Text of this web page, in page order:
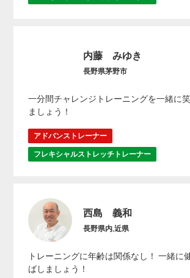
内藤 みゆき
長野県茅野市
一分間チャレンジトレーニングを一緒に
ましょう！
アドバンストレーナー
フレキシャルストレッチトレーナー
西島 義和
長野県内,近県
トレーニングに年齢は関係なし！ 一緒に
ばしましょう！